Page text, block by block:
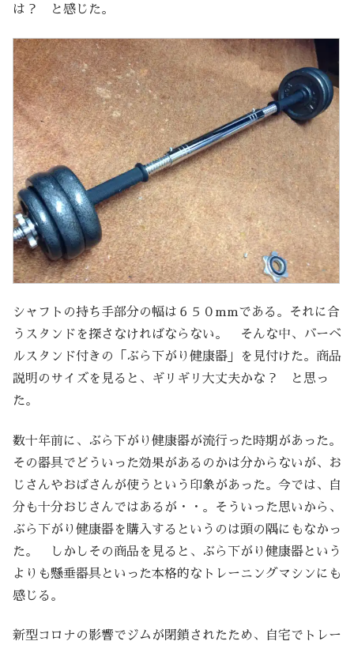
は？ と感じた。
シャフトの持ち手部分の幅は６５０mmである。それに合
うスタンドを探さなければならない。 そんな中、バーベ
ルスタンド付きの「ぶら下がり健康器」を見付けた。商品
説明のサイズを見ると、ギリギリ大丈夫かな？ と思っ
た。
数十年前に、ぶら下がり健康器が流行った時期があった。
その器具でどういった効果があるのかは分からないが、お
じさんやおばさんが使うという印象があった。今では、自
分も十分おじさんではあるが・・。そういった思いから、
ぶら下がり健康器を購入するというのは頭の隅にもなかっ
た。 しかしその商品を見ると、ぶら下がり健康器という
よりも懸垂器具といった本格的なトレーニングマシンにも
感じる。
新型コロナの影響でジムが閉鎖されたため、自宅でトレー